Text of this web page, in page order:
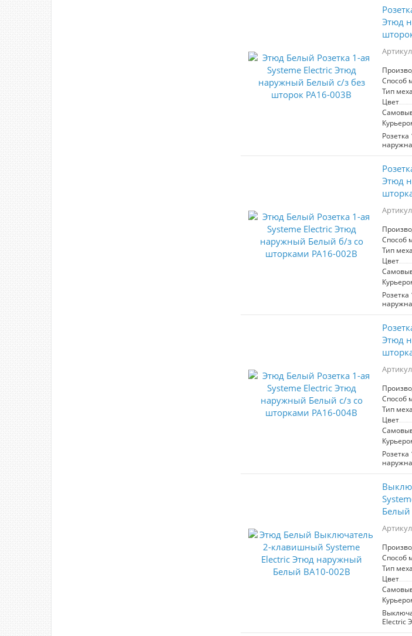
250В и
ламп,
Белый
что
России
Этюд
Способ
Тип
Цвет
-
-
-
местах
стенам.
Розетка
Этюд
Способ
Тип
Цвет
удара.
Этюд
Способ
Тип
Цвет
и на
Белый
Способ
Тип
Цвет
Electric